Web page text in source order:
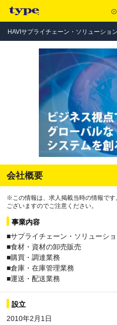
HAVIサプライチェーン・ソリューショ
会社概要
※この情報は、求人掲載当時の情報で
ございますのでご注意ください。
事業内容
■サプライチェーン・ソリューシ
■食材・資材の卸売販売
■購買・調達業務
■倉庫・在庫管理業務
■運送・配送業務
設立
2010年2月1日